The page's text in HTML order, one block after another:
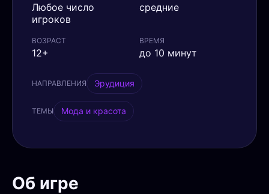
Любое число
игроков
средние
ВОЗРАСТ
12+
ВРЕМЯ
до 10 минут
НАПРАВЛЕНИЯ Эрудиция
ТЕМЫ Мода и красота
Об игре